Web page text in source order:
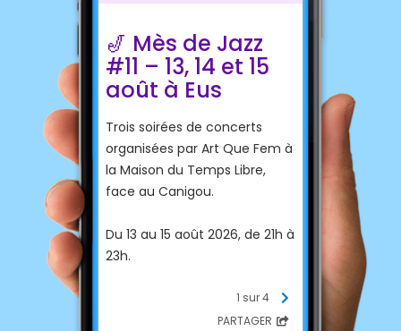
🎷 Mès de Jazz
#11 – 13, 14 et 15
août à Eus
Trois soirées de concerts
organisées par Art Que Fem à
la Maison du Temps Libre,
face au Canigou.
Du 13 au 15 août 2026, de 21h à
23h.
https://www.helloasso.com/a
1 sur 4
PARTAGER